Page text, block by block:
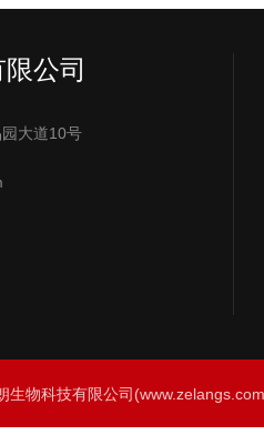
公司
大道10号
生物科技有限公司